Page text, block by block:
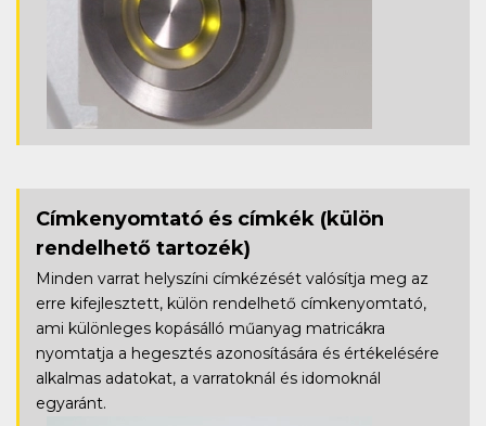
Címkenyomtató és címkék (külön
rendelhető tartozék)
Minden varrat helyszíni címkézését valósítja meg az
erre kifejlesztett, külön rendelhető címkenyomtató,
ami különleges kopásálló műanyag matricákra
nyomtatja a hegesztés azonosítására és értékelésére
alkalmas adatokat, a varratoknál és idomoknál
egyaránt.